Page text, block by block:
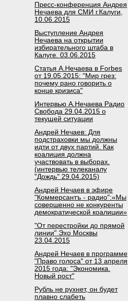
Пресс-конференция Андрея
Нечаева для СМИ г.Калуги,
10.06.2015
Выступление Андрея
Нечаева на открытии
избирательного штаба в
Калуге. 03.06.2015
Статья А.Нечаева в Forbes
от 19.05.2015: "Мир грез:
почему рано говорить о
конце кризиса"
Интервью А.Нечаева Радио
Свобода 29.04.2015 о
текущей ситуации
Андрей Нечаев: Для
подстраховки мы должны
идти от двух партий. Как
коалиция должна
участвовать в выборах.
(интервью телеканалу
"Дождь" 29.04.2015)
Андрей Нечаев в эфире
"Коммерсантъ - радио":«Мы
совершенно не конкуренты
демократической коалиции»
"От перестройки до прямой
линии" Эхо Москвы
23.04.2015
Андрей Нечаев в программе
"Право голоса" от 13 апреля
2015 года: "Экономика.
Новый рост"
Рубль не рухнет, он будет
плавно слабеть